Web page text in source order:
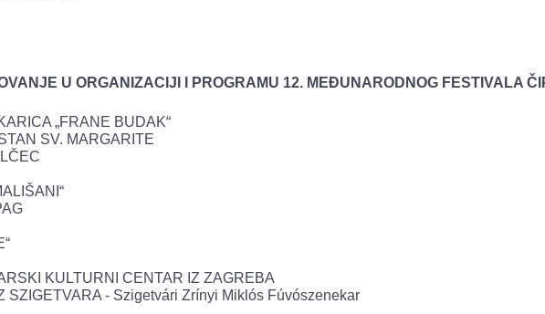
U ORGANIZACIJI I PROGRAMU 12. MEĐUNARODNOG FESTIVALA
„FRANE BUDAK“
SV. MARGARITE
KULTURNI CENTAR IZ ZAGREBA
SZIGETVARA - Szigetvári Zrínyi Miklós Fúvószenekar